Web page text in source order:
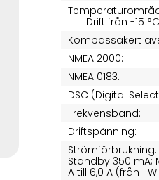
Drift från -15
Kompassäkert
NMEA 2000:
NMEA 0183:
DSC (Digital
Frekvensband:
Driftspänning:
Strömförbrukning:
Standby 350 mA;
A till 6,0 A (från 1